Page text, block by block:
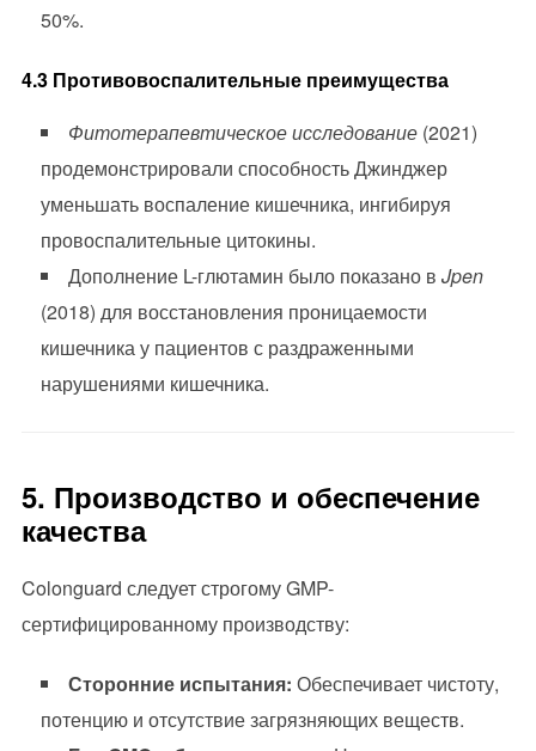
50%.
4.3 Противовоспалительные преимущества
Фитотерапевтическое исследование(2021)
продемонстрировали способность Джинджер
уменьшать воспаление кишечника, ингибируя
провоспалительные цитокины.
Дополнение L-глютамин было показано в Jpen
(2018) для восстановления проницаемости
кишечника у пациентов с раздраженными
нарушениями кишечника.
5. Производство и обеспечение
качества
Colonguard следует строгому GMP-
сертифицированному производству:
Сторонние испытания: Обеспечивает чистоту,
потенцию и отсутствие загрязняющих веществ.